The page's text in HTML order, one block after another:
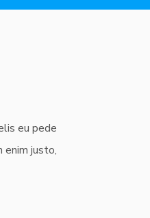
eu pede
enim justo,